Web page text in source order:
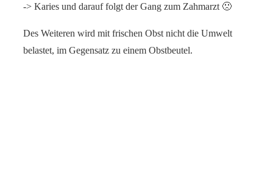
-> Karies und darauf folgt der Gang zum Zahmarzt 🙁
Des Weiteren wird mit frischen Obst nicht die Umwelt
belastet, im Gegensatz zu einem Obstbeutel.